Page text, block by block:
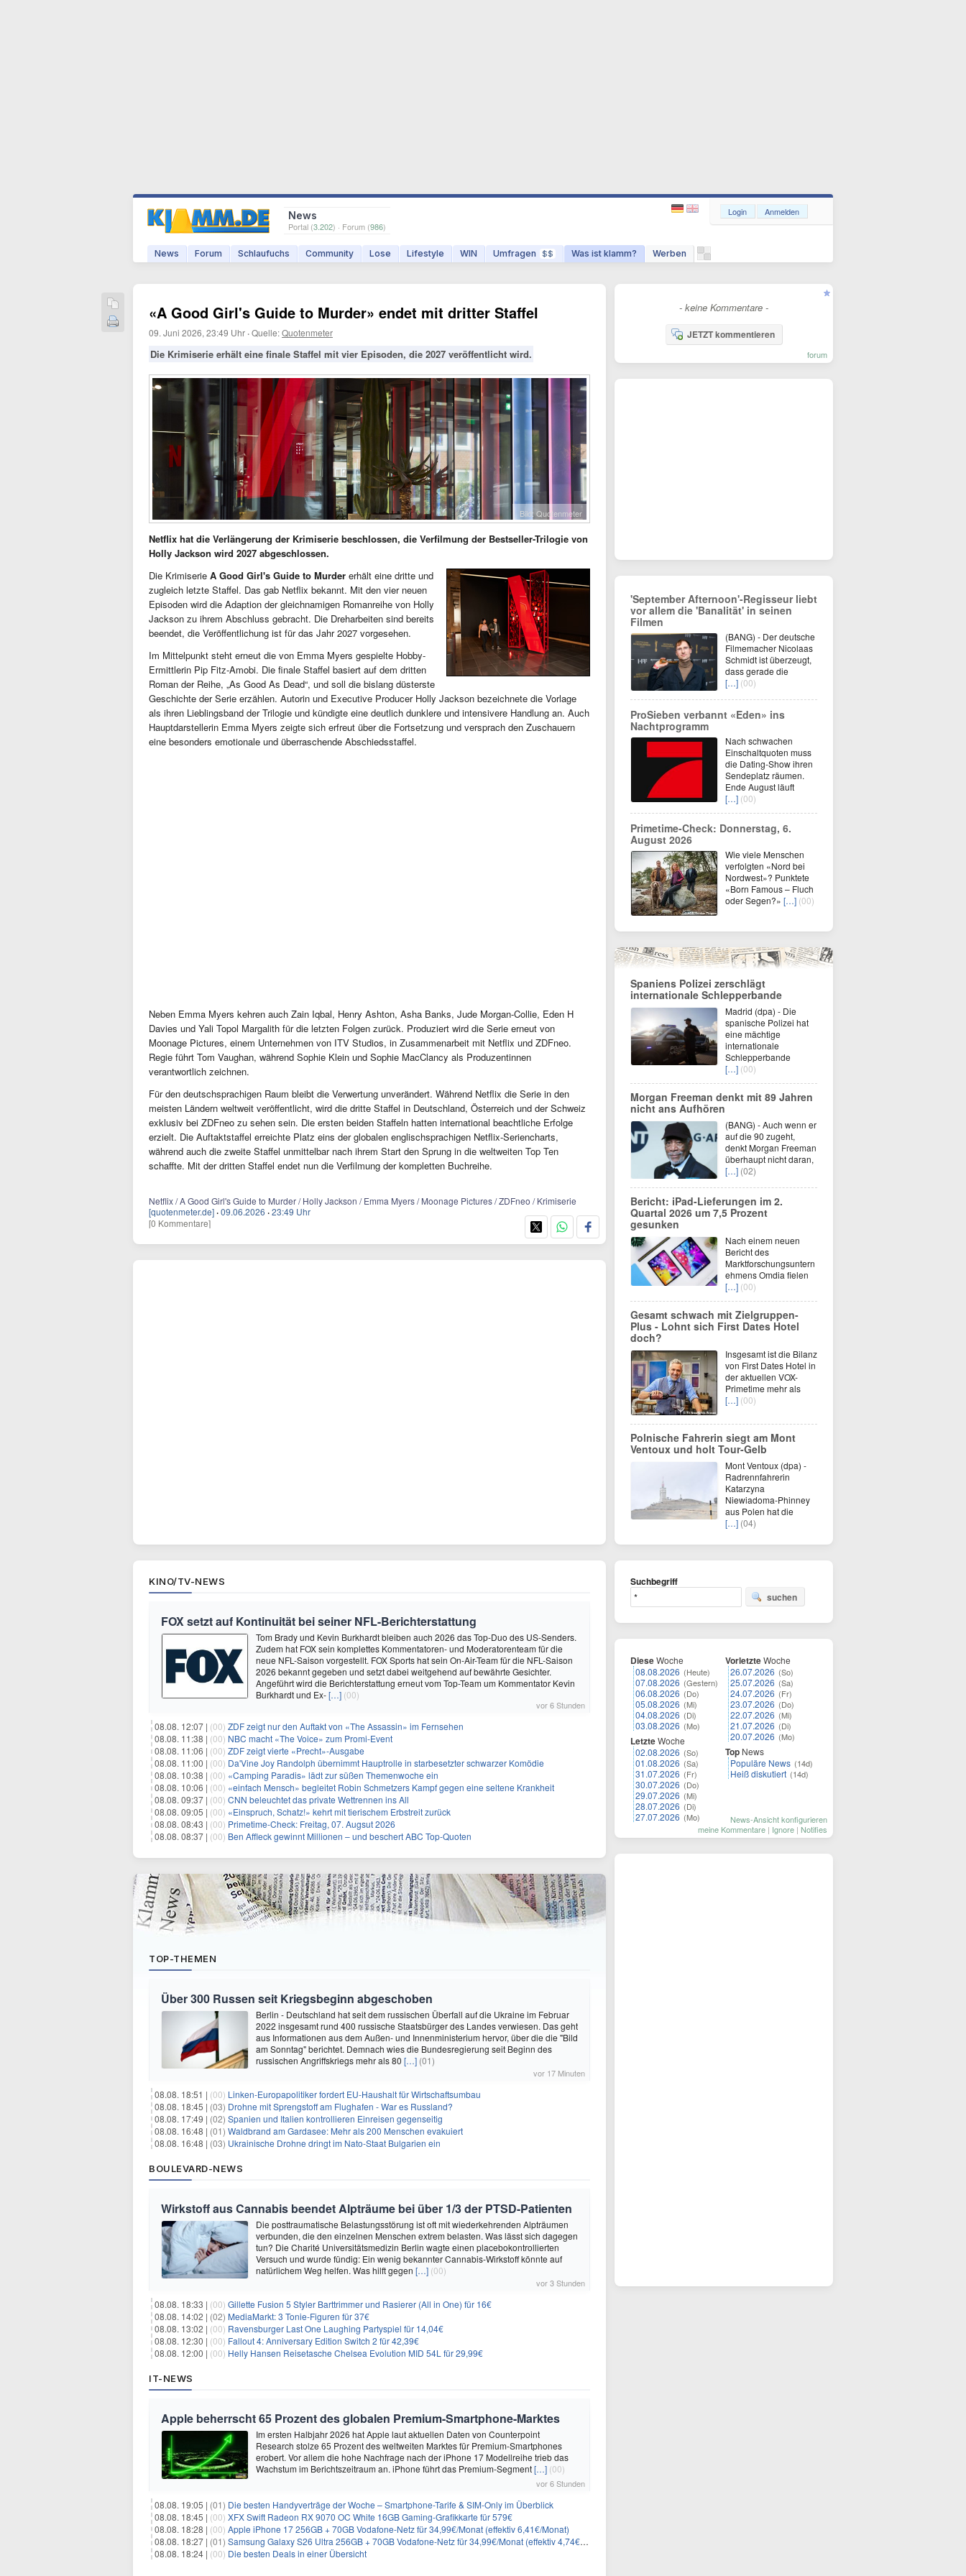
News
Portal (3.202) · Forum (986)
News Forum Schlaufuchs Community Lose Lifestyle WIN Umfragen $$ Was ist klamm? Werben
Login Anmelden
«A Good Girl's Guide to Murder» endet mit dritter Staffel
09. Juni 2026, 23:49 Uhr ·Quelle:Quotenmeter
Die Krimiserie erhält eine finale Staffel mit vier Episoden, die 2027 veröffentlicht wird.
Bild: Quotenmeter
Netflix hat die Verlängerung der Krimiserie beschlossen, die Verfilmung der Bestseller-Trilogie von
Holly Jackson wird 2027 abgeschlossen.
Die Krimiserie A Good Girl's Guide to Murder erhält eine dritte und
zugleich letzte Staffel. Das gab Netflix bekannt. Mit den vier neuen
Episoden wird die Adaption der gleichnamigen Romanreihe von Holly
Jackson zu ihrem Abschluss gebracht. Die Dreharbeiten sind bereits
beendet, die Veröffentlichung ist für das Jahr 2027 vorgesehen.
Im Mittelpunkt steht erneut die von Emma Myers gespielte Hobby-
Ermittlerin Pip Fitz-Amobi. Die finale Staffel basiert auf dem dritten
Roman der Reihe, „As Good As Dead“, und soll die bislang düsterste
Geschichte der Serie erzählen. Autorin und Executive Producer Holly Jackson bezeichnete die Vorlage
als ihren Lieblingsband der Trilogie und kündigte eine deutlich dunklere und intensivere Handlung an. Auch
Hauptdarstellerin Emma Myers zeigte sich erfreut über die Fortsetzung und versprach den Zuschauern
eine besonders emotionale und überraschende Abschiedsstaffel.
Neben Emma Myers kehren auch Zain Iqbal, Henry Ashton, Asha Banks, Jude Morgan-Collie, Eden H
Davies und Yali Topol Margalith für die letzten Folgen zurück. Produziert wird die Serie erneut von
Moonage Pictures, einem Unternehmen von ITV Studios, in Zusammenarbeit mit Netflix und ZDFneo.
Regie führt Tom Vaughan, während Sophie Klein und Sophie MacClancy als Produzentinnen
verantwortlich zeichnen.
Für den deutschsprachigen Raum bleibt die Verwertung unverändert. Während Netflix die Serie in den
meisten Ländern weltweit veröffentlicht, wird die dritte Staffel in Deutschland, Österreich und der Schweiz
exklusiv bei ZDFneo zu sehen sein. Die ersten beiden Staffeln hatten international beachtliche Erfolge
erzielt. Die Auftaktstaffel erreichte Platz eins der globalen englischsprachigen Netflix-Seriencharts,
während auch die zweite Staffel unmittelbar nach ihrem Start den Sprung in die weltweiten Top Ten
schaffte. Mit der dritten Staffel endet nun die Verfilmung der kompletten Buchreihe.
Netflix / A Good Girl's Guide to Murder / Holly Jackson / Emma Myers / Moonage Pictures / ZDFneo / Krimiserie
[quotenmeter.de] ·09.06.2026 ·23:49 Uhr
[0 Kommentare]
KINO/TV-NEWS
FOX setzt auf Kontinuität bei seiner NFL-Berichterstattung
Tom Brady und Kevin Burkhardt bleiben auch 2026 das Top-Duo des US-Senders.
Zudem hat FOX sein komplettes Kommentatoren- und Moderatorenteam für die
neue NFL-Saison vorgestellt. FOX Sports hat sein On-Air-Team für die NFL-Saison
2026 bekannt gegeben und setzt dabei weitgehend auf bewährte Gesichter.
Angeführt wird die Berichterstattung erneut vom Top-Team um Kommentator Kevin
Burkhardt und Ex-[…] (00)
vor 6 Stunden
08.08. 12:07 | (00) ZDF zeigt nur den Auftakt von «The Assassin» im Fernsehen
08.08. 11:38 | (00) NBC macht «The Voice» zum Promi-Event
08.08. 11:06 | (00) ZDF zeigt vierte «Precht»-Ausgabe
08.08. 11:00 | (00) Da'Vine Joy Randolph übernimmt Hauptrolle in starbesetzter schwarzer Komödie
08.08. 10:38 | (00) «Camping Paradis» lädt zur süßen Themenwoche ein
08.08. 10:06 | (00) «einfach Mensch» begleitet Robin Schmetzers Kampf gegen eine seltene Krankheit
08.08. 09:37 | (00) CNN beleuchtet das private Wettrennen ins All
08.08. 09:05 | (00) «Einspruch, Schatz!» kehrt mit tierischem Erbstreit zurück
08.08. 08:43 | (00) Primetime-Check: Freitag, 07. Augsut 2026
08.08. 08:37 | (00) Ben Affleck gewinnt Millionen – und beschert ABC Top-Quoten
TOP-THEMEN
Über 300 Russen seit Kriegsbeginn abgeschoben
Berlin - Deutschland hat seit dem russischen Überfall auf die Ukraine im Februar
2022 insgesamt rund 400 russische Staatsbürger des Landes verwiesen. Das geht
aus Informationen aus dem Außen- und Innenministerium hervor, über die die "Bild
am Sonntag" berichtet. Demnach wies die Bundesregierung seit Beginn des
russischen Angriffskriegs mehr als 80 […] (01)
vor 17 Minuten
08.08. 18:51 | (00) Linken-Europapolitiker fordert EU-Haushalt für Wirtschaftsumbau
08.08. 18:45 | (03) Drohne mit Sprengstoff am Flughafen - War es Russland?
08.08. 17:49 | (02) Spanien und Italien kontrollieren Einreisen gegenseitig
08.08. 16:48 | (01) Waldbrand am Gardasee: Mehr als 200 Menschen evakuiert
08.08. 16:48 | (03) Ukrainische Drohne dringt im Nato-Staat Bulgarien ein
BOULEVARD-NEWS
Wirkstoff aus Cannabis beendet Alpträume bei über 1/3 der PTSD-Patienten
Die posttraumatische Belastungsstörung ist oft mit wiederkehrenden Alpträumen
verbunden, die den einzelnen Menschen extrem belasten. Was lässt sich dagegen
tun? Die Charité Universitätsmedizin Berlin wagte einen placebokontrollierten
Versuch und wurde fündig: Ein wenig bekannter Cannabis-Wirkstoff könnte auf
natürlichem Weg helfen. Was hilft gegen […] (00)
vor 3 Stunden
08.08. 18:33 | (00) Gillette Fusion 5 Styler Barttrimmer und Rasierer (All in One) für 16€
08.08. 14:02 | (02) MediaMarkt: 3 Tonie-Figuren für 37€
08.08. 13:02 | (00) Ravensburger Last One Laughing Partyspiel für 14,04€
08.08. 12:30 | (00) Fallout 4: Anniversary Edition Switch 2 für 42,39€
08.08. 12:00 | (00) Helly Hansen Reisetasche Chelsea Evolution MID 54L für 29,99€
IT-NEWS
Apple beherrscht 65 Prozent des globalen Premium-Smartphone-Marktes
Im ersten Halbjahr 2026 hat Apple laut aktuellen Daten von Counterpoint
Research stolze 65 Prozent des weltweiten Marktes für Premium-Smartphones
erobert. Vor allem die hohe Nachfrage nach der iPhone 17 Modellreihe trieb das
Wachstum im Berichtszeitraum an. iPhone führt das Premium-Segment[…] (00)
vor 6 Stunden
08.08. 19:05 | (01) Die besten Handyverträge der Woche – Smartphone-Tarife & SIM-Only im Überblick
08.08. 18:45 | (00) XFX Swift Radeon RX 9070 OC White 16GB Gaming-Grafikkarte für 579€
08.08. 18:28 | (00) Apple iPhone 17 256GB + 70GB Vodafone-Netz für 34,99€/Monat (effektiv 6,41€/Monat)
08.08. 18:27 | (01) Samsung Galaxy S26 Ultra 256GB + 70GB Vodafone-Netz für 34,99€/Monat (effektiv 4,74€/Monat)
08.08. 18:24 | (00) Die besten Deals in einer Übersicht
- keine Kommentare -
JETZT kommentieren
forum
'September Afternoon'-Regisseur liebt
vor allem die 'Banalität' in seinen
Filmen
(BANG) - Der deutsche
Filmemacher Nicolaas
Schmidt ist überzeugt,
dass gerade die
[…] (00)
ProSieben verbannt «Eden» ins
Nachtprogramm
Nach schwachen
Einschaltquoten muss
die Dating-Show ihren
Sendeplatz räumen.
Ende August läuft
[…] (00)
Primetime-Check: Donnerstag, 6.
August 2026
Wie viele Menschen
verfolgten «Nord bei
Nordwest»? Punktete
«Born Famous – Fluch
oder Segen?» […] (00)
Spaniens Polizei zerschlägt
internationale Schlepperbande
Madrid (dpa) - Die
spanische Polizei hat
eine mächtige
internationale
Schlepperbande
[…] (00)
Morgan Freeman denkt mit 89 Jahren
nicht ans Aufhören
(BANG) - Auch wenn er
auf die 90 zugeht,
denkt Morgan Freeman
überhaupt nicht daran,
[…] (02)
Bericht: iPad-Lieferungen im 2.
Quartal 2026 um 7,5 Prozent
gesunken
Nach einem neuen
Bericht des
Marktforschungsuntern
ehmens Omdia fielen
[…] (00)
Gesamt schwach mit Zielgruppen-
Plus - Lohnt sich First Dates Hotel
doch?
Insgesamt ist die Bilanz
von First Dates Hotel in
der aktuellen VOX-
Primetime mehr als
[…] (00)
Polnische Fahrerin siegt am Mont
Ventoux und holt Tour-Gelb
Mont Ventoux (dpa) -
Radrennfahrerin
Katarzyna
Niewiadoma-Phinney
aus Polen hat die
[…] (04)
Suchbegriff
suchen
DieseWoche
08.08.2026 (Heute)
07.08.2026 (Gestern)
06.08.2026 (Do)
05.08.2026 (Mi)
04.08.2026 (Di)
03.08.2026 (Mo)
LetzteWoche
02.08.2026 (So)
01.08.2026 (Sa)
31.07.2026 (Fr)
30.07.2026 (Do)
29.07.2026 (Mi)
28.07.2026 (Di)
27.07.2026 (Mo)
VorletzteWoche
26.07.2026 (So)
25.07.2026 (Sa)
24.07.2026 (Fr)
23.07.2026 (Do)
22.07.2026 (Mi)
21.07.2026 (Di)
20.07.2026 (Mo)
Top News
Populäre News (14d)
Heiß diskutiert (14d)
News-Ansicht konfigurieren
meine Kommentare | Ignore | Notifies